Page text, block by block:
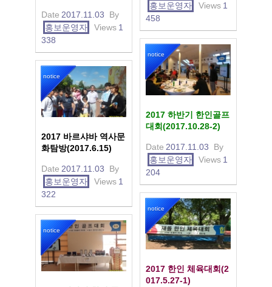
홍보운영자
Views 1
458
Date 2017.11.03
By
홍보운영자
Views 1
338
notice
2017 하반기 한인골프
대회(2017.10.28-2)
Date 2017.11.03
By
홍보운영자
Views 1
204
notice
2017 바르샤바 역사문
화탐방(2017.6.15)
Date 2017.11.03
By
홍보운영자
Views 1
322
notice
2017 한인 체육대회(2
017.5.27-1)
notice